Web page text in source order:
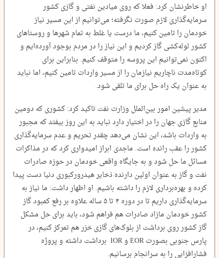
او خاطرنشان کرد: فعلا که روی میادین نفتی و گازی کشور
سرمایه‌گذاری لازم صورت نگرفته؛ می‌توانیم از این مسیر نیاز
خودمان را تامین کنیم، ما درست یا غلط به تمام شهرها و روستاهای
کشور لوله‌کشی گاز کردیم و این نیاز را در مردم بوجود آورده‌ایم و
اکنون نمی‌توانیم این پروسه را متوقف کنیم. بنابراین برای
کوتاه‌مدت ناچاریم نیازمان را از مسیر واردات تامین کنیم، اما نباید
به عنوان یک راه حل برای ما تلقی شود.
مدیر پیشین امور بین‌الملل وزارت نفت تاکید کرد: کشوری که دومین
منابع گازی جهان را در اختیار دارد نباید به این روز بیفتد که مجبور
به واردات باشد، این نشان می‌دهد چقدر تحریم و عدم سرمایه‌گذاری
کشور را عقب رانده است. ماجدی ابراز امیدواری کرد که در مذاکرات
مسائل ما حل شود و به جایگاه واقعی خودمان در حوزه صادرات
نفت و گاز به عنوان اولین دارنده ذخایر هیدرورکبوری دنیا دست پیدا
کرده و بهره‌برداری لازم را داشته باشیم. او اظهار داشت: ما نیاز به
سرمایه‌گذاری داریم تا در دوره ۴ تا ۵ ساله علاوه بر رفع کمبود گاز
کشور خودمان مازاد صادرات هم فراهم شود، باید برای حل مشکل
گاز کشور روی برداشت از بلوک‌های گازی خزر هم تمرکز کنیم، در
پارس جنوبی بصورت EOR و IOR برداشت داشته و پروژه
فشارافزایی را به سرانجام برسانیم.